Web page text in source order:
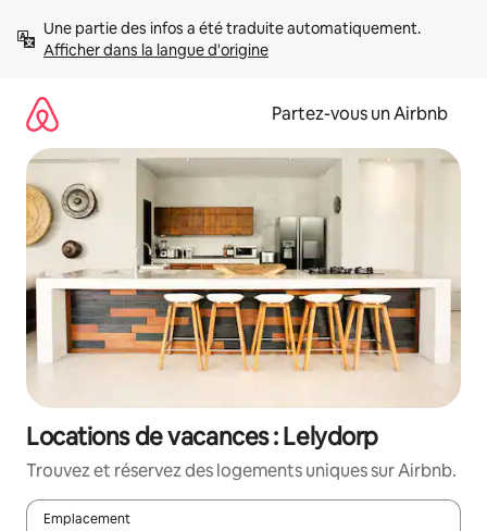
directement
Afficher dans la langue d'origine
Partez-vous un Airbnb
Locations de vacances : Lelydorp
Trouvez et réservez des logements uniques sur Airbnb.
Emplacement